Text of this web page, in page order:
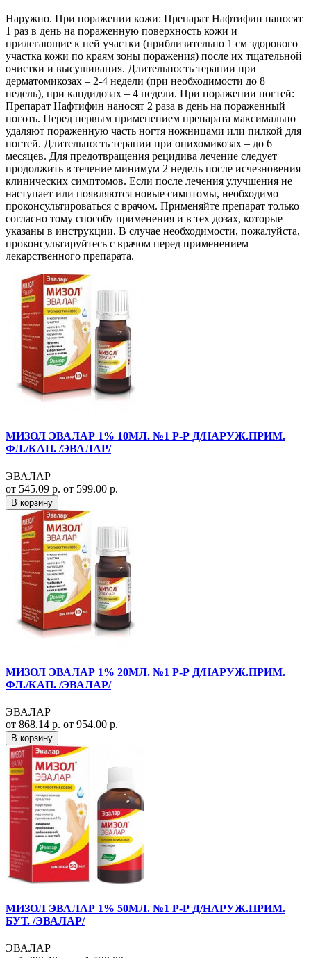
Наружно. При поражении кожи: Препарат Нафтифин наносят
1 раз в день на пораженную поверхность кожи и
прилегающие к ней участки (приблизительно 1 см здорового
участка кожи по краям зоны поражения) после их тщательной
очистки и высушивания. Длительность терапии при
дерматомикозах – 2-4 недели (при необходимости до 8
недель), при кандидозах – 4 недели. При поражении ногтей:
Препарат Нафтифин наносят 2 раза в день на пораженный
ноготь. Перед первым применением препарата максимально
удаляют пораженную часть ногтя ножницами или пилкой для
ногтей. Длительность терапии при онихомикозах – до 6
месяцев. Для предотвращения рецидива лечение следует
продолжить в течение минимум 2 недель после исчезновения
клинических симптомов. Если после лечения улучшения не
наступает или появляются новые симптомы, необходимо
проконсультироваться с врачом. Применяйте препарат только
согласно тому способу применения и в тех дозах, которые
указаны в инструкции. В случае необходимости, пожалуйста,
проконсультируйтесь с врачом перед применением
лекарственного препарата.
МИЗОЛ ЭВАЛАР 1% 10МЛ. №1 Р-Р Д/НАРУЖ.ПРИМ.
ФЛ./КАП. /ЭВАЛАР/
ЭВАЛАР
от 545.09 р. от 599.00 р.
В корзину
МИЗОЛ ЭВАЛАР 1% 20МЛ. №1 Р-Р Д/НАРУЖ.ПРИМ.
ФЛ./КАП. /ЭВАЛАР/
ЭВАЛАР
от 868.14 р. от 954.00 р.
В корзину
МИЗОЛ ЭВАЛАР 1% 50МЛ. №1 Р-Р Д/НАРУЖ.ПРИМ.
БУТ. /ЭВАЛАР/
ЭВАЛАР